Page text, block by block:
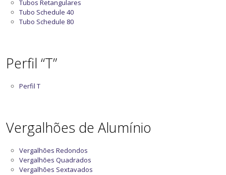
Tubos Retangulares
Tubo Schedule 40
Tubo Schedule 80
Perfil “T”
Perfil T
Vergalhões de Alumínio
Vergalhões Redondos
Vergalhões Quadrados
Vergalhões Sextavados